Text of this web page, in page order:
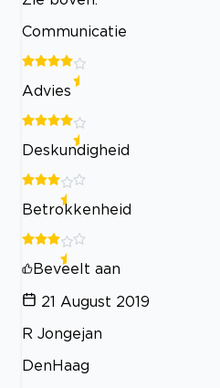
Communicatie
Advies
Deskundigheid
Betrokkenheid
Beveelt aan
21 August 2019
R Jongejan
DenHaag